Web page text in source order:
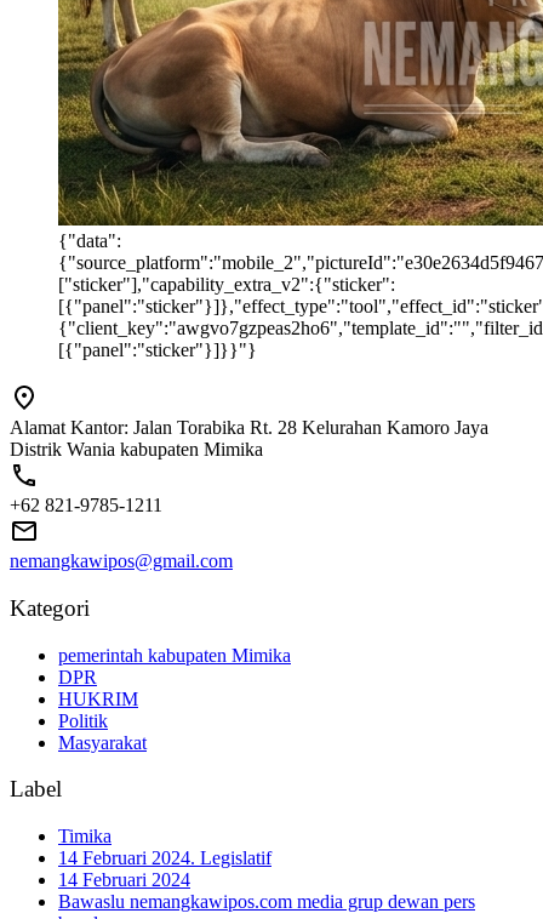
{"data":
["sticker"],"capability_extra_v2":{"sticker":
[{"panel":"sticker"}]}}"}
Alamat Kantor: Jalan Torabika Rt. 28 Kelurahan Kamoro Jaya
Distrik Wania kabupaten Mimika
+62 821-9785-1211
nemangkawipos@gmail.com
Kategori
pemerintah kabupaten Mimika
DPR
HUKRIM
Politik
Masyarakat
Label
Timika
14 Februari 2024. Legislatif
14 Februari 2024
Bawaslu nemangkawipos.com media grup dewan pers